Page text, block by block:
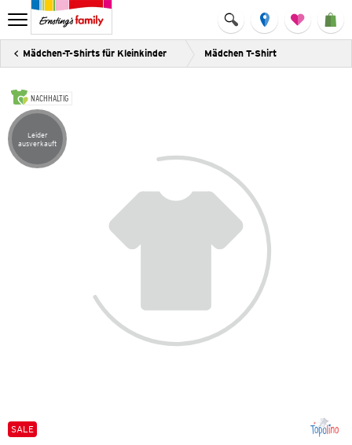
Mädchen-T-Shirts für Kleinkinder Mädchen T-Shirt
NACHHALTIG
Artikel leider ausverkauft
Leider
ausverkauft
SALE